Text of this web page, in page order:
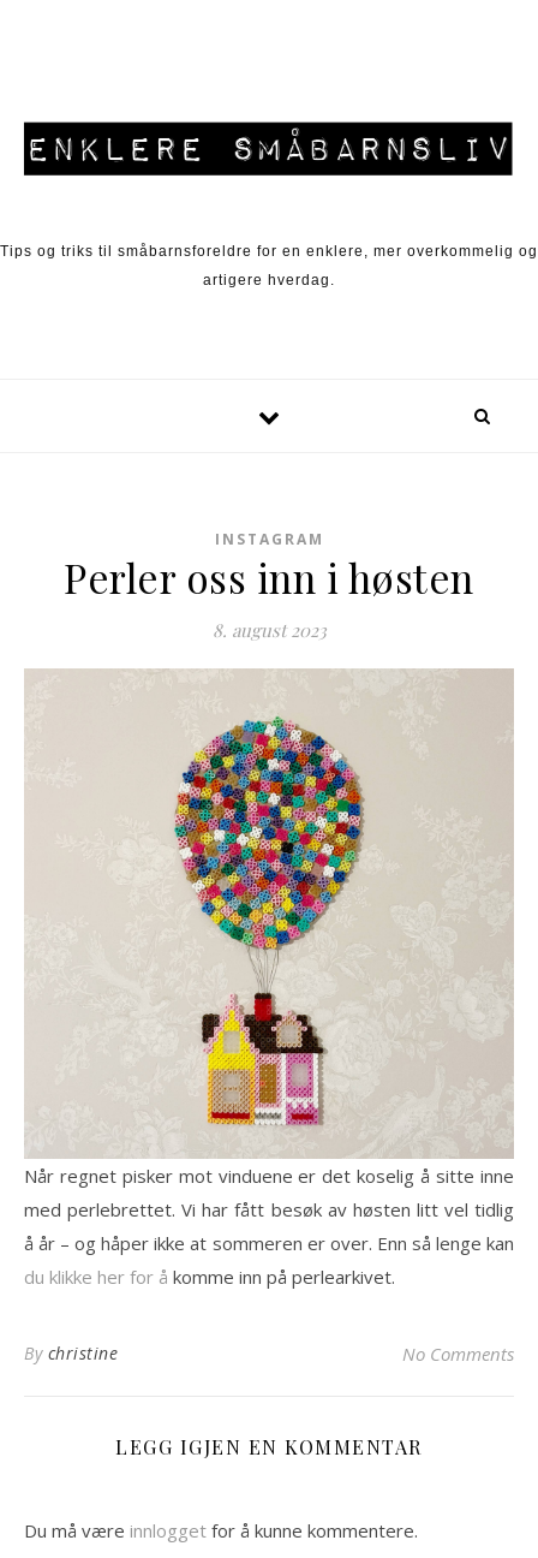
Tips og triks til småbarnsforeldre for en enklere, mer overkommelig og
artigere hverdag.
INSTAGRAM
Perler oss inn i høsten
8. august 2023
Når regnet pisker mot vinduene er det koselig å sitte inne
med perlebrettet. Vi har fått besøk av høsten litt vel tidlig
å år – og håper ikke at sommeren er over. Enn så lenge kan
du klikke her for å komme inn på perlearkivet.
By christine No Comments
LEGG IGJEN EN KOMMENTAR
Du må være innlogget for å kunne kommentere.